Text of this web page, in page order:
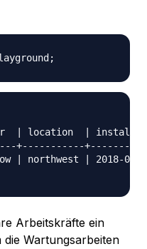
;
| location  |
+-----------
| northwest | 2018-08-
Arbeitskräfte ein
Wartungsarbeiten